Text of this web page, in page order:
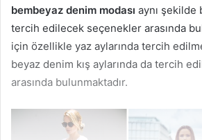
bembeyaz denim modası aynı şekilde
tercih edilecek seçenekler arasında
için özellikle yaz aylarında tercih
beyaz denim kış aylarında da tercih
arasında bulunmaktadır.